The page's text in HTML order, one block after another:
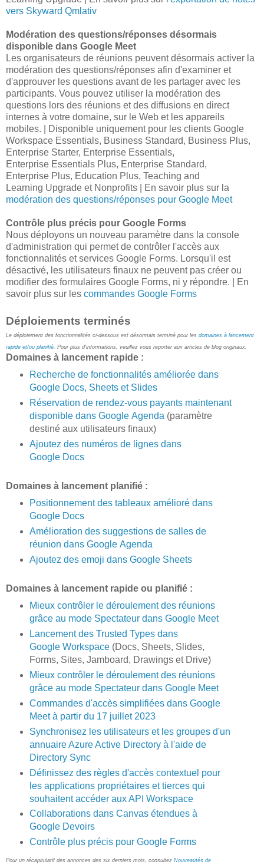
vers Skyward Qmlativ
Modération des questions/réponses désormais
disponible dans Google Meet
Les organisateurs de réunions peuvent désormais activer la
modération des questions/réponses afin d'examiner et
d'approuver les questions avant de les partager avec les
participants. Vous pouvez utiliser la modération des
questions lors des réunions et des diffusions en direct
internes à votre domaine, sur le Web et les appareils
mobiles. | Disponible uniquement pour les clients Google
Workspace Essentials, Business Standard, Business Plus,
Enterprise Starter, Enterprise Essentials,
Enterprise Essentials Plus, Enterprise Standard,
Enterprise Plus, Education Plus, Teaching and
Learning Upgrade et Nonprofits | En savoir plus sur la
modération des questions/réponses pour Google Meet
Contrôle plus précis pour Google Forms
Nous déployons un nouveau paramètre dans la console
d'administration qui permet de contrôler l'accès aux
fonctionnalités et services Google Forms. Lorsqu'il est
désactivé, les utilisateurs finaux ne peuvent pas créer ou
modifier des formulaires Google Forms, ni y répondre. | En
savoir plus sur les commandes Google Forms
Déploiements terminés
Le déploiement des fonctionnalités ci-dessous est désormais terminé pour les domaines à lancement
rapide et/ou planifié. Pour plus d'informations, veuillez vous reporter aux articles de blog originaux.
Domaines à lancement rapide :
Recherche de fonctionnalités améliorée dans
Google Docs, Sheets et Slides
Réservation de rendez-vous payants maintenant
disponible dans Google Agenda (paramètre
destiné aux utilisateurs finaux)
Ajoutez des numéros de lignes dans
Google Docs
Domaines à lancement planifié :
Positionnement des tableaux amélioré dans
Google Docs
Amélioration des suggestions de salles de
réunion dans Google Agenda
Ajoutez des emoji dans Google Sheets
Domaines à lancement rapide ou planifié :
Mieux contrôler le déroulement des réunions
grâce au mode Spectateur dans Google Meet
Lancement des Trusted Types dans
Google Workspace(Docs, Sheets, Slides,
Forms, Sites, Jamboard, Drawings et Drive)
Mieux contrôler le déroulement des réunions
grâce au mode Spectateur dans Google Meet
Commandes d'accès simplifiées dans Google
Meet à partir du 17 juillet 2023
Synchronisez les utilisateurs et les groupes d'un
annuaire Azure Active Directory à l'aide de
Directory Sync
Définissez des règles d'accès contextuel pour
les applications propriétaires et tierces qui
souhaitent accéder aux API Workspace
Collaborations dans Canvas étendues à
Google Devoirs
Contrôle plus précis pour Google Forms
Pour un récapitulatif des annonces des six derniers mois, consultez Nouveautés de